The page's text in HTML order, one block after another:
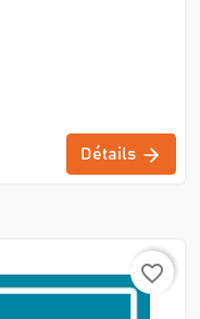
Détails
favorite_border